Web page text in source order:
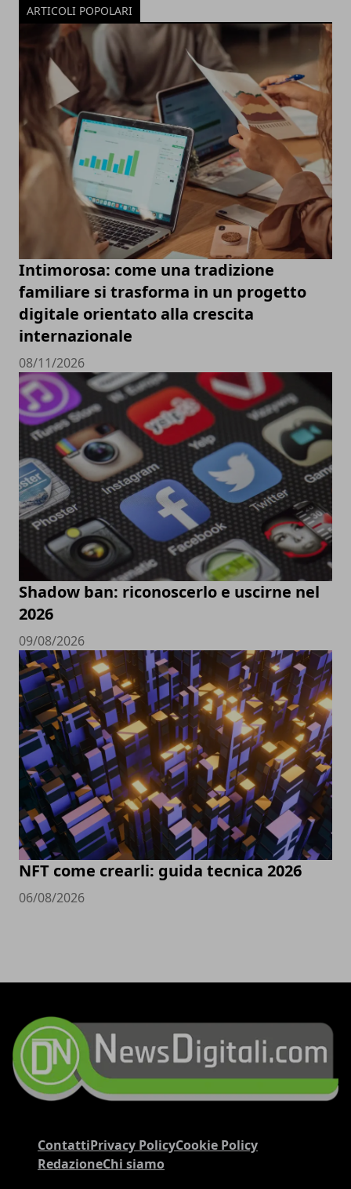
ARTICOLI POPOLARI
Intimorosa: come una tradizione
familiare si trasforma in un progetto
digitale orientato alla crescita
internazionale
08/11/2026
Shadow ban: riconoscerlo e uscirne nel
2026
09/08/2026
NFT come crearli: guida tecnica 2026
06/08/2026
ContattiPrivacy PolicyCookie Policy
RedazioneChi siamo